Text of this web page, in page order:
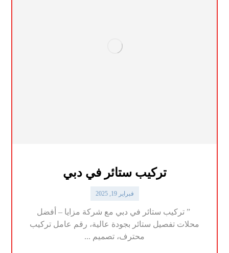
تركيب ستائر في دبي
فبراير 19, 2025
” تركيب ستائر في دبي مع شركة مزايا – أفضل
محلات تفصيل ستائر بجودة عالية، رقم عامل تركيب
محترف، تصميم ...